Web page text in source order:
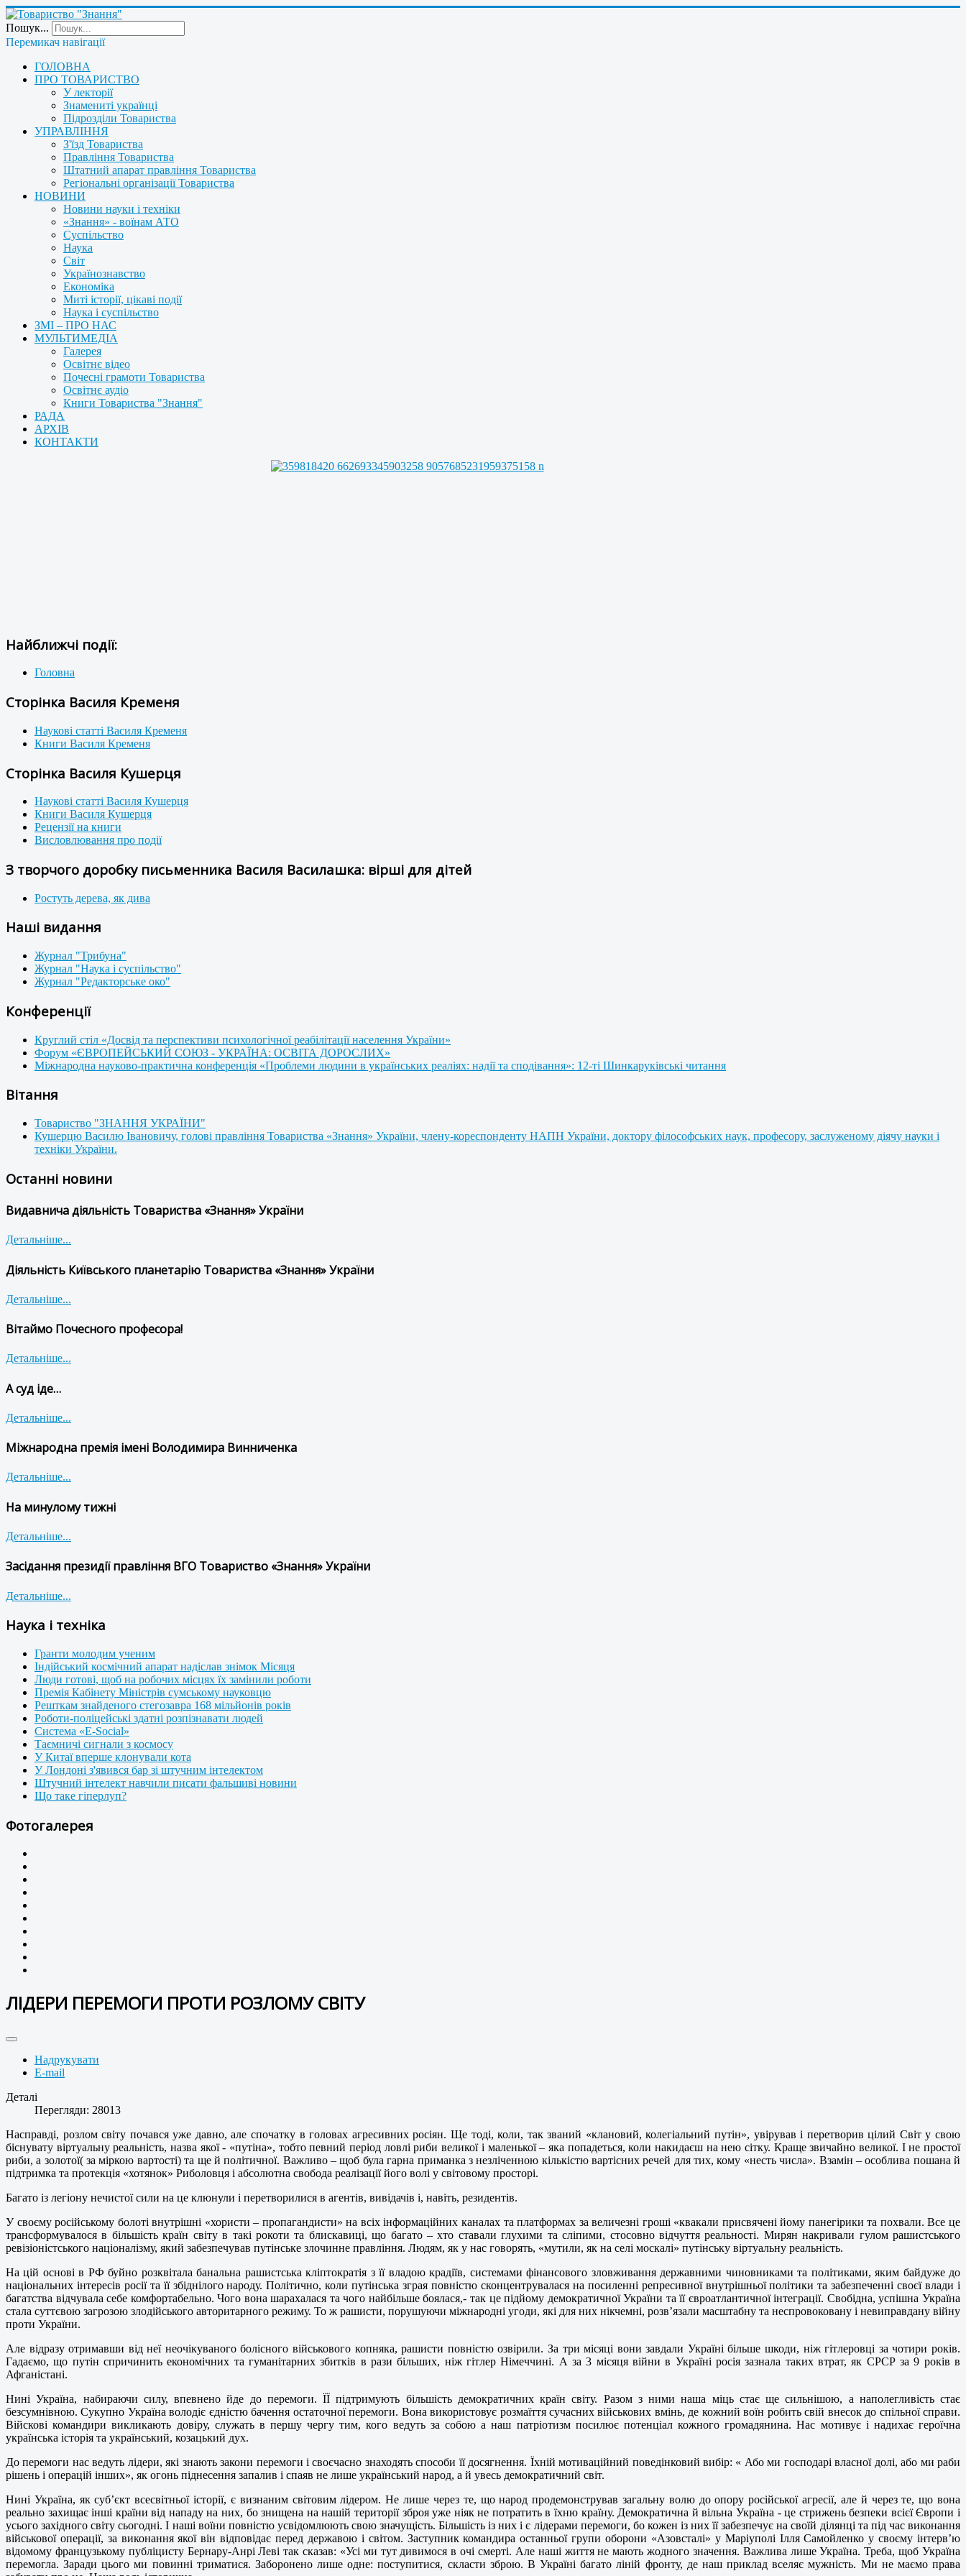
Пошук...
Перемикач навігації
ГОЛОВНА
ПРО ТОВАРИСТВО
У лекторії
Знамениті українці
Підрозділи Товариства
УПРАВЛІННЯ
З'їзд Товариства
Правління Товариства
Штатний апарат правління Товариства
Регіональні організації Товариства
НОВИНИ
Новини науки і техніки
«Знання» - воїнам АТО
Суспільство
Наука
Світ
Українознавство
Економіка
Миті історії, цікаві події
Наука і суспільство
ЗМІ – ПРО НАС
МУЛЬТИМЕДІА
Галерея
Освітнє відео
Почесні грамоти Товариства
Освітнє аудіо
Книги Товариства "Знання"
РАДА
АРХІВ
КОНТАКТИ
Найближчі події:
Головна
Сторінка Василя Кременя
Наукові статті Василя Кременя
Книги Василя Кременя
Сторінка Василя Кушерця
Наукові статті Василя Кушерця
Книги Василя Кушерця
Рецензії на книги
Висловлювання про події
З творчого доробку письменника Василя Василашка: вірші для дітей
Ростуть дерева, як дива
Наші видання
Журнал "Трибуна"
Журнал "Наука і суспільство"
Журнал "Редакторське око"
Конференції
Круглий стіл «Досвід та перспективи психологічної реабілітації населення України»
Форум «ЄВРОПЕЙСЬКИЙ СОЮЗ - УКРАЇНА: ОСВІТА ДОРОСЛИХ»
Міжнародна науково-практична конференція «Проблеми людини в українських реаліях: надії та сподівання»: 12-ті Шинкаруківські читання
Вітання
Товариство "ЗНАННЯ УКРАЇНИ"
Кушерцю Василю Івановичу, голові правління Товариства «Знання» України, члену-кореспонденту НАПН України, доктору філософських наук, професору, заслуженому діячу науки і
техніки України.
Останні новини
Видавнича діяльність Товариства «Знання» України
Детальніше...
Діяльність Київського планетарію Товариства «Знання» України
Детальніше...
Вітаймо Почесного професора!
Детальніше...
А суд іде…
Детальніше...
Міжнародна премія імені Володимира Винниченка
Детальніше...
На минулому тижні
Детальніше...
Засідання президії правління ВГО Товариство «Знання» України
Детальніше...
Наука і техніка
Гранти молодим ученим
Індійський космічний апарат надіслав знімок Місяця
Люди готові, щоб на робочих місцях їх замінили роботи
Премія Кабінету Міністрів сумському науковцю
Решткам знайденого стегозавра 168 мільйонів років
Роботи-поліцейські здатні розпізнавати людей
Система «E-Social»
Таємничі сигнали з космосу
У Китаї вперше клонували кота
У Лондоні з'явився бар зі штучним інтелектом
Штучний інтелект навчили писати фальшиві новини
Що таке гіперлуп?
Фотогалерея
ЛІДЕРИ ПЕРЕМОГИ ПРОТИ РОЗЛОМУ СВІТУ
Надрукувати
E-mail
Деталі
Перегляди: 28013
Насправді, розлом світу почався уже давно, але спочатку в головах агресивних росіян. Ще тоді, коли, так званий «клановий, колегіальний путін», увірував і перетворив цілий Світ у свою
біснувату віртуальну реальність, назва якої - «путіна», тобто певний період ловлі риби великої і маленької – яка попадеться, коли накидаєш на нею сітку. Краще звичайно великої. І не простої
риби, а золотої( за міркою вартості) та ще й політичної. Важливо – щоб була гарна приманка з незліченною кількістю вартісних речей для тих, кому «несть числа». Взамін – особлива пошана й
підтримка та протекція «хотянок» Риболовця і абсолютна свобода реалізації його волі у світовому просторі.
Багато із легіону нечистої сили на це клюнули і перетворилися в агентів, вивідачів і, навіть, резидентів.
У своєму російському болоті внутрішні «хористи – пропагандисти» на всіх інформаційних каналах та платформах за величезні гроші «квакали присвячені йому панегірики та похвали. Все це
трансформувалося в більшість країн світу в такі рокоти та блискавиці, що багато – хто ставали глухими та сліпими, стосовно відчуття реальності. Мирян накривали гулом рашистського
ревізіоністського націоналізму, який забезпечував путінське злочинне правління. Людям, як у нас говорять, «мутили, як на селі москалі» путінську віртуальну реальність.
На цій основі в РФ буйно розквітала банальна рашистська кліптократія з її владою крадіїв, системами фінансового зловживання державними чиновниками та політиками, яким байдуже до
національних інтересів росії та її збіднілого народу. Політично, коли путінська зграя повністю сконцентрувалася на посиленні репресивної внутрішньої політики та забезпеченні своєї влади і
багатства відчувала себе комфортабельно. Чого вона шарахалася та чого найбільше боялася,- так це підйому демократичної України та її євроатлантичної інтеграції. Свобідна, успішна Україна
стала суттєвою загрозою злодійського авторитарного режиму. То ж рашисти, порушуючи міжнародні угоди, які для них нікчемні, розв’язали масштабну та неспровоковану і невиправдану війну
проти України.
Але відразу отримавши від неї неочікуваного болісного військового копняка, рашисти повністю озвірили. За три місяці вони завдали Україні більше шкоди, ніж гітлеровці за чотири років.
Гадаємо, що путін спричинить економічних та гуманітарних збитків в рази більших, ніж гітлер Німеччині. А за 3 місяця війни в Україні росія зазнала таких втрат, як СРСР за 9 років в
Афганістані.
Нині Україна, набираючи силу, впевнено йде до перемоги. ЇЇ підтримують більшість демократичних країн світу. Разом з ними наша міць стає ще сильнішою, а наполегливість стає
безсумнівною. Сукупно Україна володіє єдністю бачення остаточної перемоги. Вона використовує розмаїття сучасних військових вмінь, де кожний воїн робить свій внесок до спільної справи.
Війскові командири викликають довіру, служать в першу чергу тим, кого ведуть за собою а наш патріотизм посилює потенціал кожного громадянина. Нас мотивує і надихає героїчна
українська історія та український, козацький дух.
До перемоги нас ведуть лідери, які знають закони перемоги і своєчасно знаходять способи її досягнення. Їхній мотиваційний поведінковий вибір: « Або ми господарі власної долі, або ми раби
рішень і операцій інших», як огонь піднесення запалив і спаяв не лише український народ, а й увесь демократичний світ.
Нині Україна, як суб’єкт всесвітньої історії, є визнаним світовим лідером. Не лише через те, що народ продемонстрував загальну волю до опору російської агресії, але й через те, що вона
реально захищає інші країни від нападу на них, бо знищена на нашій території зброя уже ніяк не потратить в їхню країну. Демократична й вільна Україна - це стрижень безпеки всієї Європи і
усього західного світу сьогодні. І наші воїни повністю усвідомлюють свою значущість. Більшість із них і є лідерами перемоги, бо кожен із них її забезпечує на своїй ділянці та під час виконання
військової операції, за виконання якої він відповідає перед державою і світом. Заступник командира останньої групи оборони «Азовсталі» у Маріуполі Ілля Самойленко у своєму інтерв’ю
відомому французькому публіцисту Бернару-Анрі Леві так сказав: «Усі ми тут дивимося в очі смерті. Але наші життя не мають жодного значення. Важлива лише Україна. Треба, щоб Україна
перемогла. Заради цього ми повинні триматися. Заборонено лише одне: поступитися, скласти зброю. В Україні багато ліній фронту, де наш приклад вселяє мужність. Ми не маємо права